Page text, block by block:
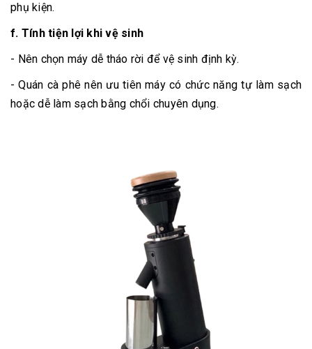
phụ kiện.
f. Tính tiện lợi khi vệ sinh
- Nên chọn máy dễ tháo rời để vệ sinh định kỳ.
- Quán cà phê nên ưu tiên máy có chức năng tự làm sạch
hoặc dễ làm sạch bằng chổi chuyên dụng.